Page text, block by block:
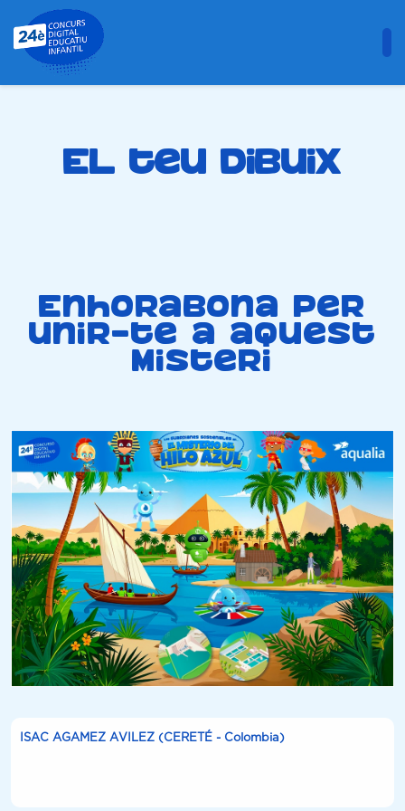
El teu dibuix
Enhorabona per
unir-te a aquest
misteri
ISAC AGAMEZ AVILEZ (CERETÉ - Colombia)